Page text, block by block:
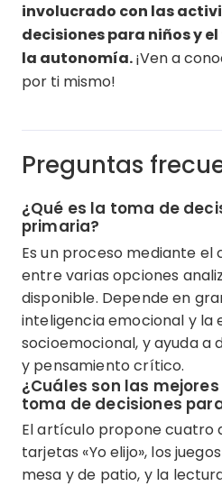
involucrado con las
decisiones para niños y
la autonomía.¡Ven a
por ti mismo!
Preguntas
¿Qué es la toma de
primaria?
Es un proceso mediante el
entre varias opciones
disponible. Depende en
inteligencia emocional y la
socioemocional, y ayuda
y pensamiento crítico.
¿Cuáles son las
toma de decisiones
El artículo propone cuatro
tarjetas «Yo elijo», los
mesa y de patio, y la